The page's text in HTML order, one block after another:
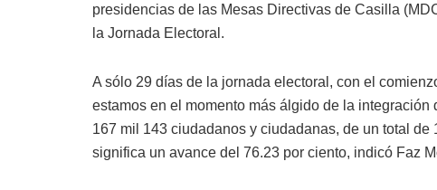
presidencias de las Mesas Directivas de Casilla
la Jornada Electoral.
A sólo 29 días de la jornada electoral, con el
estamos en el momento más álgido de la
167 mil 143 ciudadanos y ciudadanas, de un total
significa un avance del 76.23 por ciento, indicó Faz